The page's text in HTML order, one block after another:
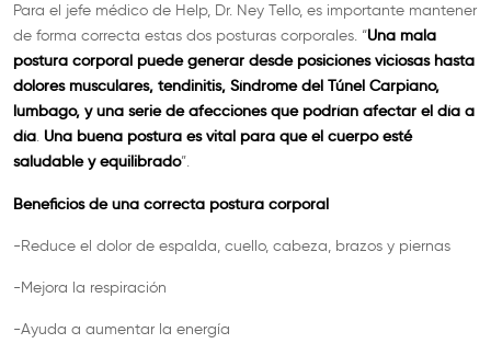
Para el jefe médico de Help, Dr. Ney Tello, es importante mantener
de forma correcta estas dos posturas corporales. “Una mala
postura corporal puede generar desde posiciones viciosas hasta
dolores musculares, tendinitis, Síndrome del Túnel Carpiano,
lumbago, y una serie de afecciones que podrían afectar el día a
día. Una buena postura es vital para que el cuerpo esté
saludable y equilibrado”.
Beneficios de una correcta postura corporal
-Reduce el dolor de espalda, cuello, cabeza, brazos y piernas
-Mejora la respiración
-Ayuda a aumentar la energía